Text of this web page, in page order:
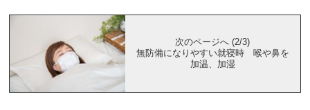
次のページへ (2/3)
無防備になりやすい就寝時 喉や鼻を
加温、加湿